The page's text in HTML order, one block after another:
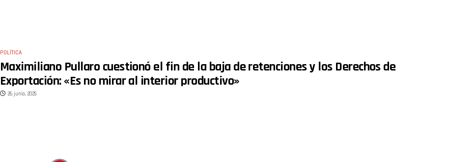
POLÍTICA
Maximiliano Pullaro cuestionó el fin de la baja de retenciones y los Derechos de
Exportación: «Es no mirar al interior productivo»
26 junio, 2025